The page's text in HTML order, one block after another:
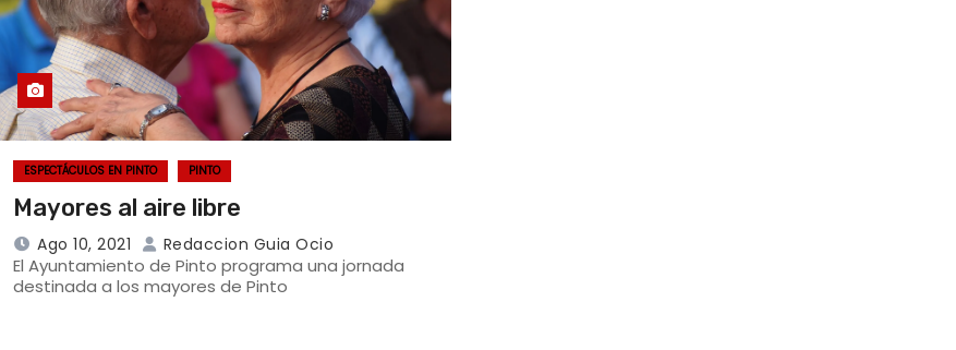
ESPECTÁCULOS EN PINTO PINTO
Mayores al aire libre
Ago 10, 2021 Redaccion Guia Ocio
El Ayuntamiento de Pinto programa una jornada
destinada a los mayores de Pinto